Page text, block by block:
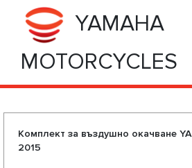
YAMAHA
MOTORCYCLES
Комплект за въздушно окачване
2015